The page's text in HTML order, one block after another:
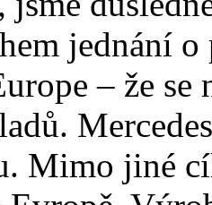
jednání
– že
Mimo jiné